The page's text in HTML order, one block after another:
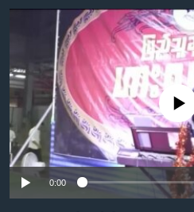
ကြည့်
အ
ညွန်း
စာမျက်နှာ
သို့
ကျော်
ကြည့်
မကြေးမုံရဲ့ အင်္ဂလိပ်စာ
ရုပ်ရှင်ထဲက အင်္ဂလိပ်စာ
သုတပဒေသာ အင်္ဂလိပ်စာ
ရေဒီယို
ရေဒီယိုနှင့်ရုပ်သံ အချက်အလက်မျ
ရေဒီယို/တီဗွီအစီအစဉ်
Learning English
ဗွီအိုအေ လူမှုကွန်ယက်များ
No media source
0:00